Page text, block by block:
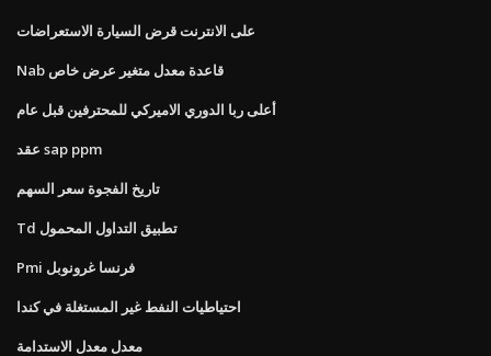
على الانترنت قرض السيارة الاستعراضات
Nab قاعدة معدل متغير عرض خاص
أعلى ربا الدوري الاميركي للمحترفين قبل عام
عقد sap ppm
تاريخ الفجوة سعر السهم
Td تطبيق التداول المحمول
Pmi فرنسا غرونوبل
احتياطيات النفط غير المستغلة في كندا
معدل معدل الاستدامة